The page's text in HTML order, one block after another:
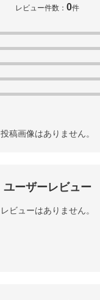
レビュー件数：0件
投稿画像はありません。
ユーザーレビュー
レビューはありません。